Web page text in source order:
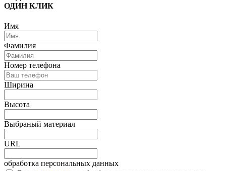
ОДИН КЛИК
Имя
Фамилия
Номер телефона
Ширина
Высота
Выбраный материал
URL
обработка персональных данных